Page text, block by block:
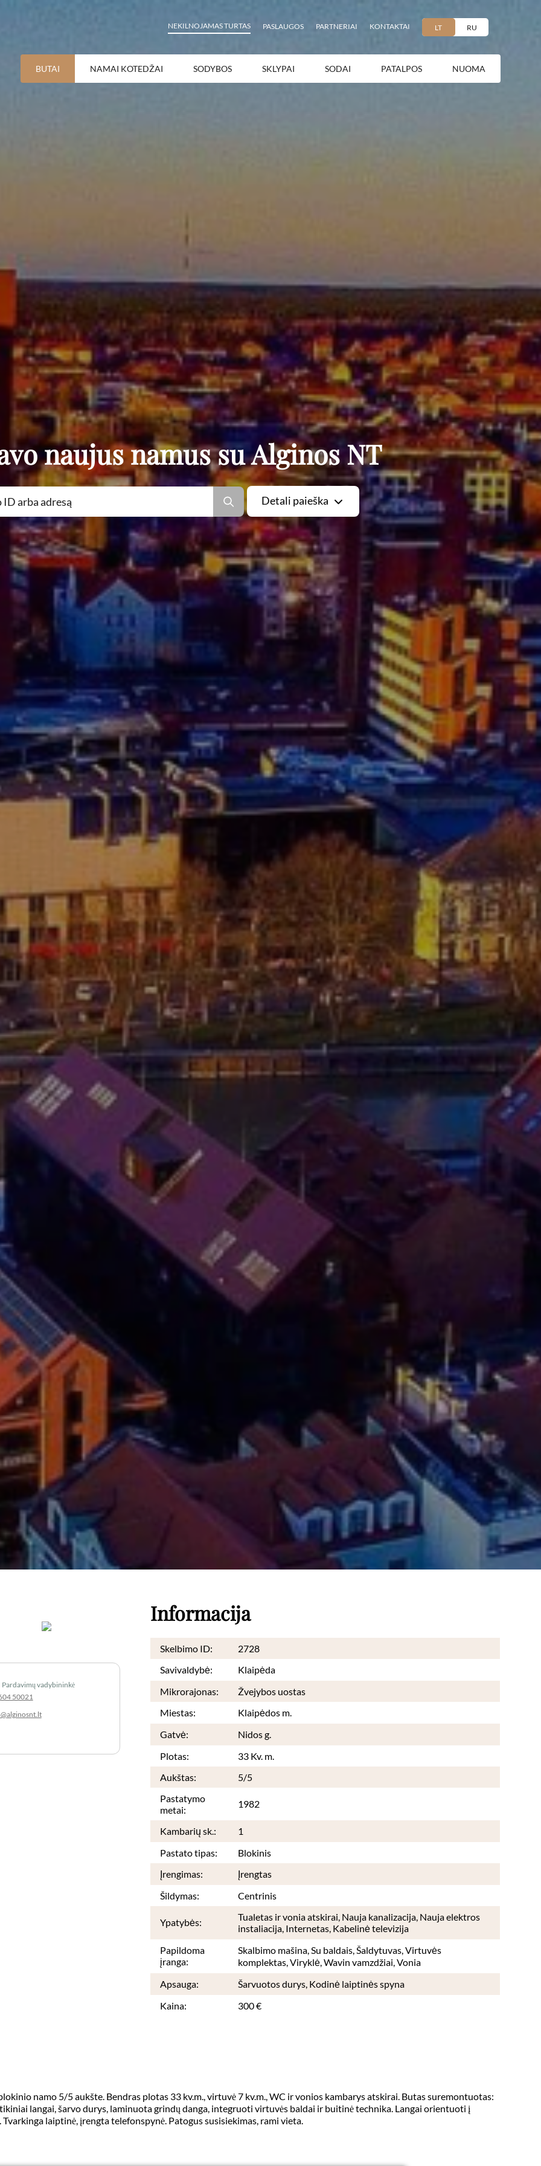
NEKILNOJAMAS TURTAS PASLAUGOS PARTNERIAI KONTAKTAI LT RU
BUTAI NAMAI KOTEDŽAI SODYBOS SKLYPAI SODAI PATALPOS NUOMA
naujus namus su Alginos NT
Detali paieška
Pardavimų vadybininkė
50021
Informacija
Skelbimo ID:
2728
Savivaldybė:
Klaipėda
Mikrorajonas:
Žvejybos uostas
Miestas:
Klaipėdos m.
Gatvė:
Nidos g.
Plotas:
33 Kv. m.
Aukštas:
5/5
Pastatymo
metai:
1982
Kambarių sk.:
1
Pastato tipas:
Blokinis
Įrengimas:
Įrengtas
Šildymas:
Centrinis
Ypatybės:
Tualetas ir vonia atskirai, Nauja kanalizacija, Nauja elektros
instaliacija, Internetas, Kabelinė televizija
Papildoma
įranga:
Skalbimo mašina, Su baldais, Šaldytuvas, Virtuvės
komplektas, Viryklė, Wavin vamzdžiai, Vonia
Apsauga:
Šarvuotos durys, Kodinė laiptinės spyna
Kaina:
300 €
namo 5/5 aukšte. Bendras plotas 33 kv.m., virtuvė 7 kv.m., WC ir vonios kambarys atskirai. Butas suremontuotas:
langai, šarvo durys, laminuota grindų danga, integruoti virtuvės baldai ir buitinė technika. Langai orientuoti į
laiptinė, įrengta telefonspynė. Patogus susisiekimas, rami vieta.